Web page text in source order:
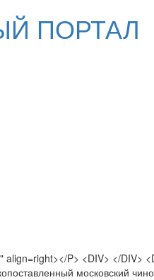
ПОРТАЛ
P> <DIV> </DIV>
московский